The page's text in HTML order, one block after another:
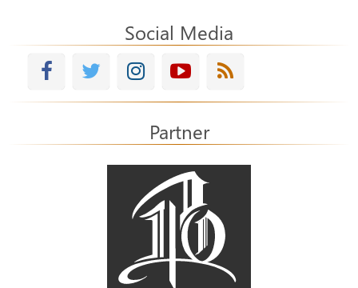
Social Media
Partner